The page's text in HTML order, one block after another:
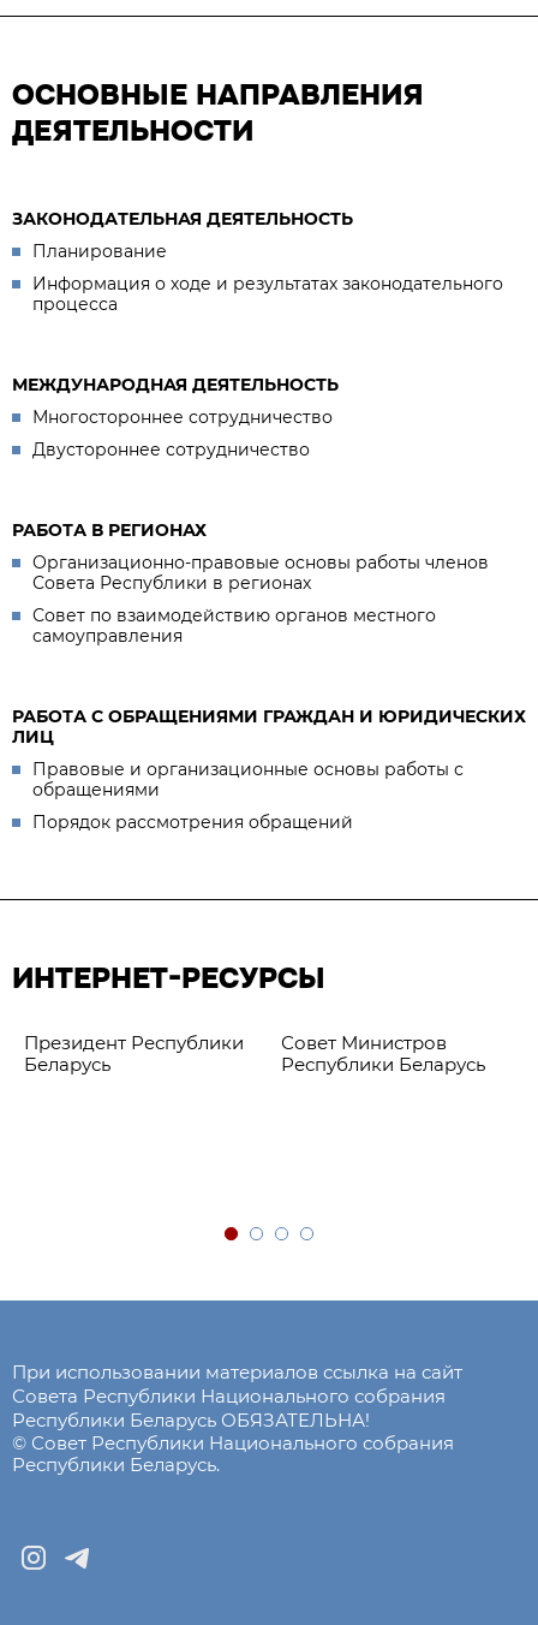
ОСНОВНЫЕ НАПРАВЛЕНИЯ
ДЕЯТЕЛЬНОСТИ
ЗАКОНОДАТЕЛЬНАЯ ДЕЯТЕЛЬНОСТЬ
Планирование
Информация о ходе и результатах законодательного
процесса
МЕЖДУНАРОДНАЯ ДЕЯТЕЛЬНОСТЬ
Многостороннее сотрудничество
Двустороннее сотрудничество
РАБОТА В РЕГИОНАХ
Организационно-правовые основы работы членов
Совета Республики в регионах
Совет по взаимодействию органов местного
самоуправления
РАБОТА С ОБРАЩЕНИЯМИ ГРАЖДАН И ЮРИДИЧЕСКИХ
ЛИЦ
Правовые и организационные основы работы с
обращениями
Порядок рассмотрения обращений
ИНТЕРНЕТ-РЕСУРСЫ
Президент Республики
Беларусь
Совет Министров
Республики Беларусь
При использовании материалов ссылка на сайт
Совета Республики Национального собрания
Республики Беларусь ОБЯЗАТЕЛЬНА!
© Совет Республики Национального собрания
Республики Беларусь.